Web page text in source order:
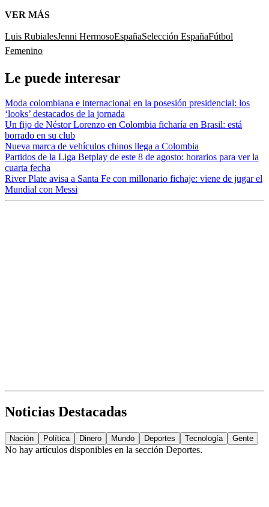
VER MÁS
Luis RubialesJenni HermosoEspañaSelección EspañaFútbol
Femenino
Le puede interesar
Moda colombiana e internacional en la posesión presidencial: los
‘looks’ destacados de la jornada
Un fijo de Néstor Lorenzo en Colombia ficharía en Brasil: está
borrado en su club
Nueva marca de vehículos chinos llega a Colombia
Partidos de la Liga Betplay de este 8 de agosto: horarios para ver la
cuarta fecha
River Plate avisa a Santa Fe con millonario fichaje: viene de jugar el
Mundial con Messi
Noticias Destacadas
Nación Política Dinero Mundo Deportes Tecnología Gente
No hay artículos disponibles en la sección Deportes.